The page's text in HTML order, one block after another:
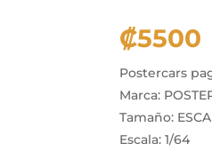
₡5500
Postercars
Marca:
Tamaño:
Escala: 1/64